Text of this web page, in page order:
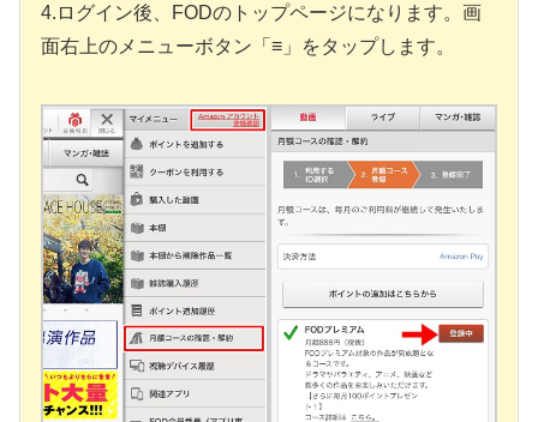
4.ログイン後、FODのトップページになります。画
面右上のメニューボタン「≡」をタップします。